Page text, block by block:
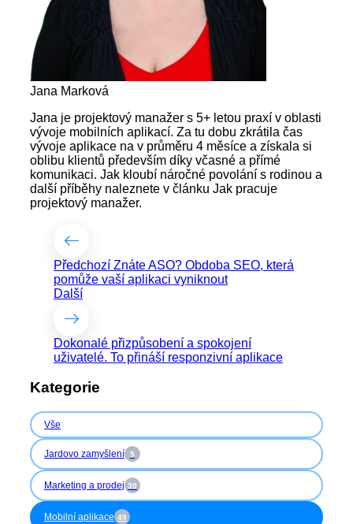
Jana Marková
Jana je projektový manažer s 5+ letou praxí v oblasti
vývoje mobilních aplikací. Za tu dobu zkrátila čas
vývoje aplikace na v průměru 4 měsíce a získala si
oblibu klientů především díky včasné a přímé
komunikaci. Jak kloubí náročné povolání s rodinou a
další příběhy naleznete v článku Jak pracuje
projektový manažer.
Předchozí Znáte ASO? Obdoba SEO, která
pomůže vaší aplikaci vyniknout
Další
Dokonalé přizpůsobení a spokojení
uživatelé. To přináší responzivní aplikace
Kategorie
Vše
Jardovo zamyšlení 5
Marketing a prodej 30
Mobilní aplikace 49